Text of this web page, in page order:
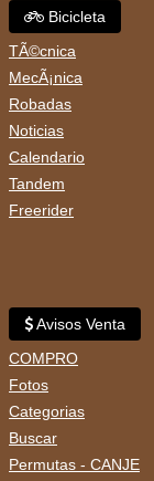
Bicicleta
TÃ©cnica
MecÃ¡nica
Robadas
Noticias
Calendario
Tandem
Freerider
Avisos Venta
COMPRO
Fotos
Categorias
Buscar
Permutas - CANJE